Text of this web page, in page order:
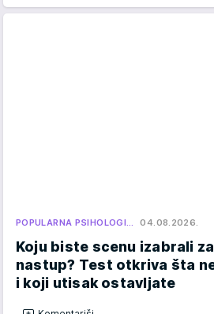
POPULARNA PSIHOLOGI… 04.08.2026.
Koju biste scenu izabrali
nastup? Test otkriva šta
i koji utisak ostavljate